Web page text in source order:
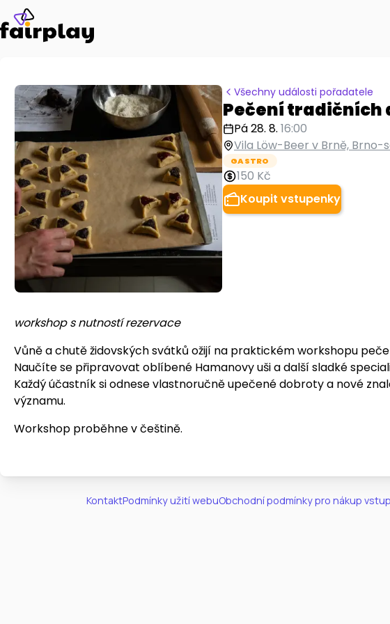
Všechny události pořadatele
Pečení tradičních
Pá 28. 8. 16:00
Vila Löw-Beer v Brně, Brno-
GASTRO
150 Kč
Koupit vstupenky
workshop s nutností rezervace
Vůně a chutě židovských svátků ožijí na praktickém workshopu
Naučíte se připravovat oblíbené Hamanovy uši a další sladké
Každý účastník si odnese vlastnoručně upečené dobroty a nové
významu.
Workshop proběhne v češtině.
KontaktPodmínky užití webuObchodní podmínky pro nákup